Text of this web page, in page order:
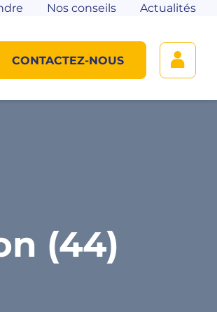
Nos conseils Actualités
CONTACTEZ-NOUS
(44)